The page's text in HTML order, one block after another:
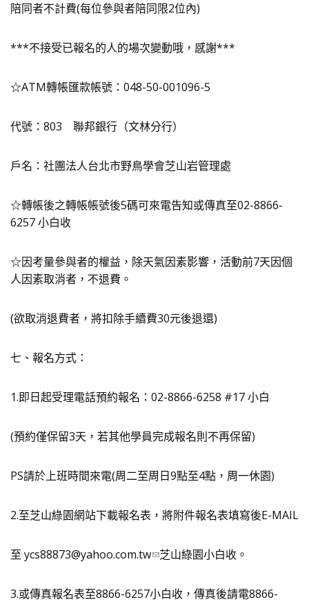
陪同者不計費(每位參與者陪同限2位內)
***不接受已報名的人的場次變動哦，感謝***
☆ATM轉帳匯款帳號：048-50-001096-5
代號：803 聯邦銀行（文林分行）
戶名：社團法人台北市野鳥學會芝山岩管理處
☆轉帳後之轉帳帳號後5碼可來電告知或傳真至02-8866-
6257 小白收
☆因考量參與者的權益，除天氣因素影響，活動前7天因個
人因素取消者，不退費。
(欲取消退費者，將扣除手續費30元後退還)
七、報名方式：
1.即日起受理電話預約報名：02-8866-6258 #17 小白
(預約僅保留3天，若其他學員完成報名則不再保留)
PS請於上班時間來電(周二至周日9點至4點，周一休園)
2.至芝山綠園網站下載報名表，將附件報名表填寫後E-MAIL
至 ycs88873@yahoo.com.tw 芝山綠園小白收。
3.或傳真報名表至8866-6257小白收，傳真後請電8866-